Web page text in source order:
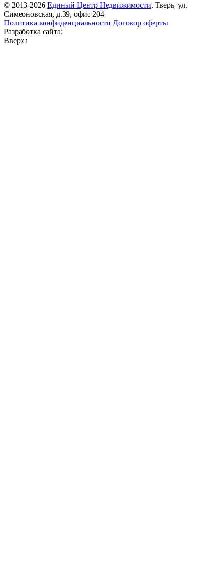
© 2013-2026 Единый Центр Недвижимости. Тверь, ул.
Симеоновская, д.39, офис 204
Политика конфиденциальности Договор оферты
Разработка сайта:
Вверх↑